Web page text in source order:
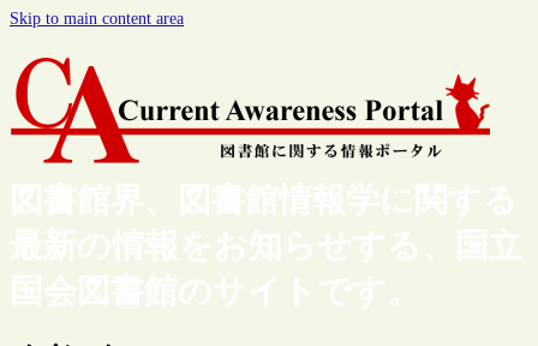
Skip to main content area
図書館界、図書館情報学に関する
最新の情報をお知らせする、国立
国会図書館のサイトです。